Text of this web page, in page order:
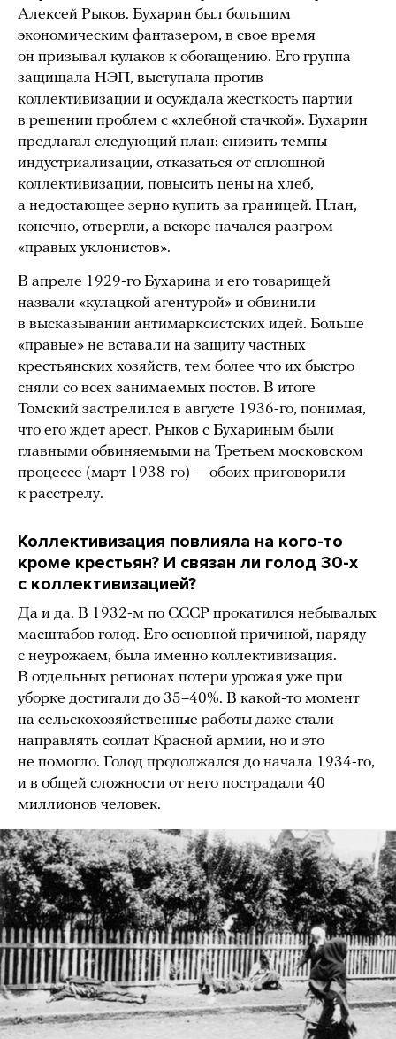
Алексей Рыков. Бухарин был большим
экономическим фантазером, в свое время
он призывал кулаков к обогащению. Его группа
защищала НЭП, выступала против
коллективизации и осуждала жесткость партии
в решении проблем с «хлебной стачкой». Бухарин
предлагал следующий план: снизить темпы
индустриализации, отказаться от сплошной
коллективизации, повысить цены на хлеб,
а недостающее зерно купить за границей. План,
конечно, отвергли, а вскоре начался разгром
«правых уклонистов».
В апреле 1929-го Бухарина и его товарищей
назвали «кулацкой агентурой» и обвинили
в высказывании антимарксистских идей. Больше
«правые» не вставали на защиту частных
крестьянских хозяйств, тем более что их быстро
сняли со всех занимаемых постов. В итоге
Томский застрелился в августе 1936-го, понимая,
что его ждет арест. Рыков с Бухариным были
главными обвиняемыми на Третьем московском
процессе (март 1938-го) — обоих приговорили
к расстрелу.
Коллективизация повлияла на кого-то
кроме крестьян? И связан ли голод 30-х
с коллективизацией?
Да и да. В 1932-м по СССР прокатился небывалых
масштабов голод. Его основной причиной, наряду
с неурожаем, была именно коллективизация.
В отдельных регионах потери урожая уже при
уборке достигали до 35–40%. В какой-то момент
на сельскохозяйственные работы даже стали
направлять солдат Красной армии, но и это
не помогло. Голод продолжался до начала 1934-го,
и в общей сложности от него пострадали 40
миллионов человек.